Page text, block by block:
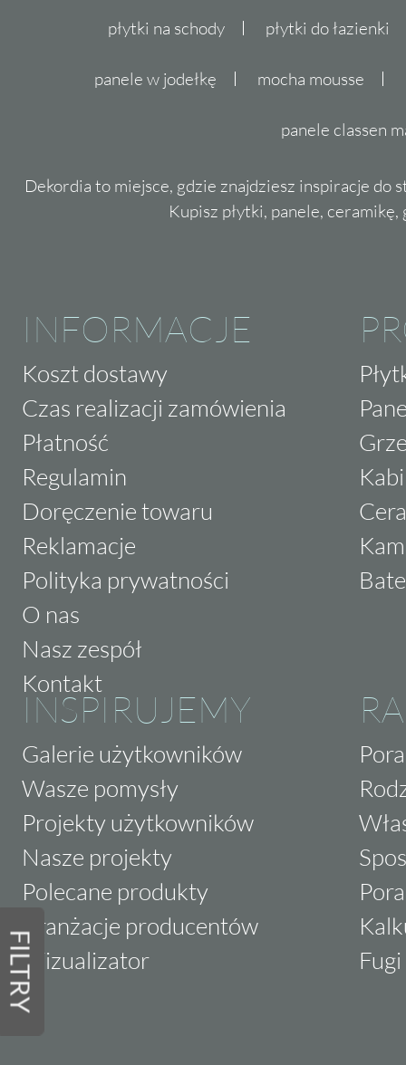
FILTRY
płytki na schody płytki do łazienki
panele w jodełkę mocha mousse
panele classen
Dekordia to miejsce, gdzie znajdziesz inspiracje do
Kupisz płytki, panele,
INFORMACJE
Koszt dostawy
Czas realizacji zamówienia
Płatność
Regulamin
Doręczenie towaru
Reklamacje
Polityka prywatności
O nas
Nasz zespół
Kontakt
INSPIRUJEMY
Galerie użytkowników
Wasze pomysły
Projekty użytkowników
Nasze projekty
Polecane produkty
Aranżacje producentów
Wizualizator